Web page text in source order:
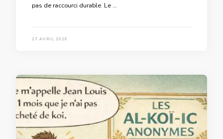
pas de raccourci durable. Le …
27 AVRIL 2026